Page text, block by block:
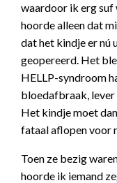
waardoor ik erg suf
hoorde alleen dat
dat het kindje er nú
geopereerd. Het
HELLP-syndroom
bloedafbraak,
Het kindje moet
fataal aflopen voor
Toen ze bezig
hoorde ik iemand